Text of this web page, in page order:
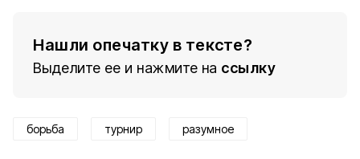
Нашли опечатку в тексте?
Выделите ее и нажмите на ссылку
борьба турнир разумное